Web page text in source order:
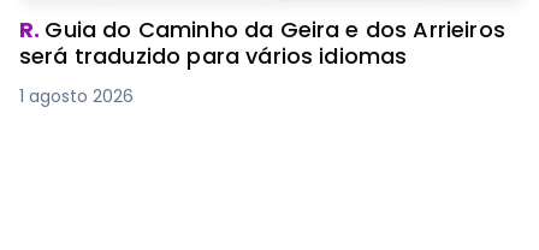
R. Guia do Caminho da Geira e dos Arrieiros
será traduzido para vários idiomas
1 agosto 2026